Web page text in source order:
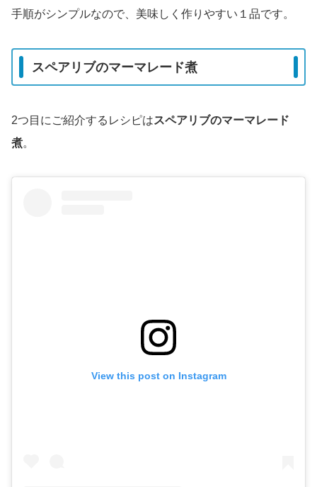
手順がシンプルなので、美味しく作りやすい１品です。
スペアリブのマーマレード煮
2つ目にご紹介するレシピはスペアリブのマーマレード
煮。
View this post on Instagram